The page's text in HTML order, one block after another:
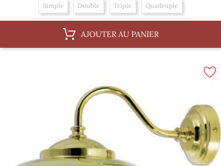
Simple Double Triple Quadruple
AJOUTER AU PANIER